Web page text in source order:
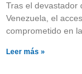
Tras el devastador
Venezuela, el
comprometido en
Leer más »